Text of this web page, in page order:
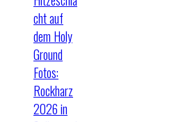
cht auf
dem Holy
Ground
Fotos:
Rockharz
2026 in